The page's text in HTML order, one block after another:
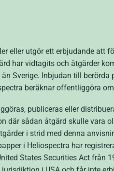
eller utgör ett erbjudande att
har vidtagits och åtgärder
Sverige. Inbjudan till berörda
beräknar offentliggöra
publiceras eller
där sådan åtgärd skulle vara
i strid med denna
i Heliospectra har
States Securities Act från